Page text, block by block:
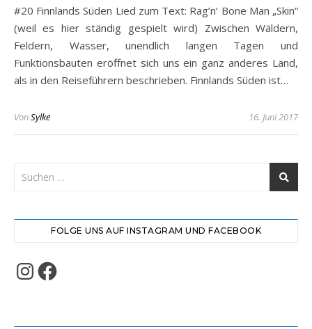
#20 Finnlands Süden Lied zum Text: Rag’n‘ Bone Man „Skin“
(weil es hier ständig gespielt wird) Zwischen Wäldern,
Feldern, Wasser, unendlich langen Tagen und
Funktionsbauten eröffnet sich uns ein ganz anderes Land,
als in den Reiseführern beschrieben. Finnlands Süden ist…
VonSylke 16. Juni 2017
FOLGE UNS AUF INSTAGRAM UND FACEBOOK
Instagram
Facebook